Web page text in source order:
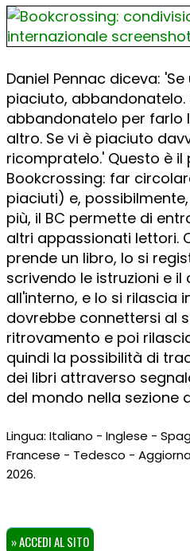
Daniel Pennac diceva:
piaciuto, abbandonatelo.
abbandonatelo per farlo
altro. Se vi è piaciuto
ricompratelo.' Questo è il
Bookcrossing: far
piaciuti) e,
più, il BC permette di
altri appassionati lettori.
prende un libro, lo si
scrivendo le istruzioni e
all'interno, e lo si rilascia
dovrebbe connettersi al
ritrovamento e poi
quindi la possibilità di
dei libri attraverso
del mondo nella sezione
Lingua: Italiano - Inglese -
Francese - Tedesco -
2026.
» ACCEDI AL SITO